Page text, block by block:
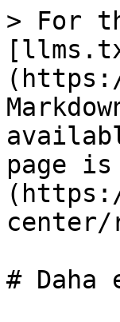
> For
page
center/
#